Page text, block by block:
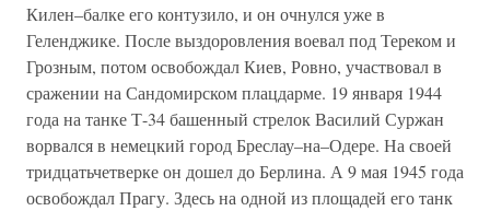
Килен–балке его контузило, и он очнулся уже в
Геленджике. После выздоровления воевал под Тереком и
Грозным, потом освобождал Киев, Ровно, участвовал в
сражении на Сандомирском плацдарме. 19 января 1944
года на танке Т-34 башенный стрелок Василий Суржан
ворвался в немецкий город Бреслау–на–Одере. На своей
тридцатьчетверке он дошел до Берлина. А 9 мая 1945 года
освобождал Прагу. Здесь на одной из площадей его танк